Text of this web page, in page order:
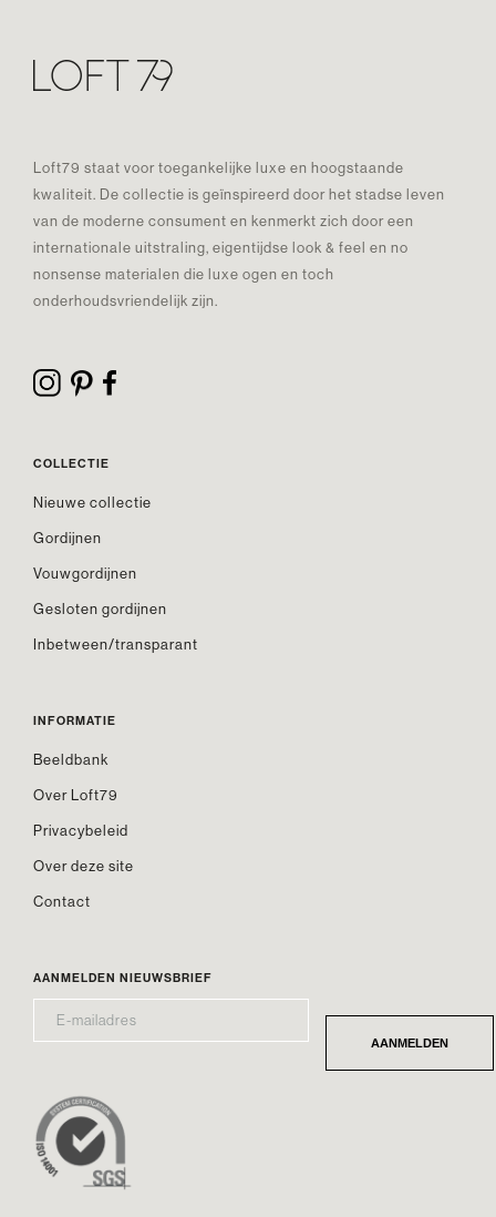
Loft79 staat voor toegankelijke luxe en hoogstaande
kwaliteit. De collectie is geïnspireerd door het stadse leven
van de moderne consument en kenmerkt zich door een
internationale uitstraling, eigentijdse look & feel en no
nonsense materialen die luxe ogen en toch
onderhoudsvriendelijk zijn.
COLLECTIE
Nieuwe collectie
Gordijnen
Vouwgordijnen
Gesloten gordijnen
Inbetween/transparant
INFORMATIE
Beeldbank
Over Loft79
Privacybeleid
Over deze site
Contact
AANMELDEN NIEUWSBRIEF
MAILADRES* AANMELDEN